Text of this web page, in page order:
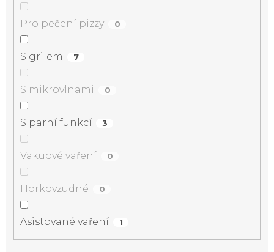
Pro pečení pizzy 0
S grilem 7
S mikrovlnami 0
S parní funkcí 3
Vakuové vaření 0
Horkovzudné 0
Asistované vaření 1